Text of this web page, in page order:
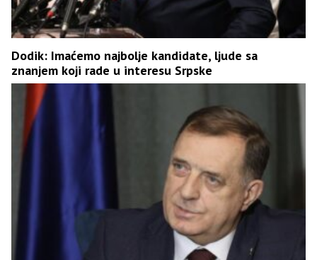
Dodik: Imaćemo najbolje kandidate, ljude sa
znanjem koji rade u interesu Srpske